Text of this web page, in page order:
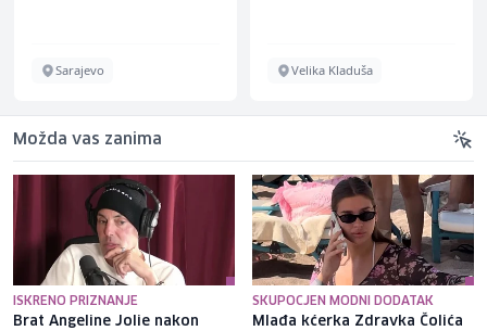
Sarajevo Velika Kladuša
Možda vas zanima
ISKRENO PRIZNANJE
Brat Angeline Jolie nakon
SKUPOCJEN MODNI DODATAK
Mlađa kćerka Zdravka Čolića